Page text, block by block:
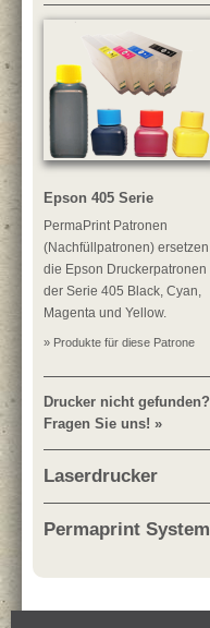
Epson 405 Serie
PermaPrint Patronen
(Nachfüllpatronen) ersetzen
die Epson Druckerpatronen
der Serie 405 Black, Cyan,
Magenta und Yellow.
» Produkte für diese Patrone
Drucker nicht gefunden?
Fragen Sie uns! »
Laserdrucker
Permaprint System